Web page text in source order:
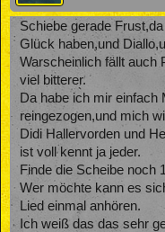
Schiebe gerade
Glück haben,und
Warscheinlich fällt auch
viel bitterer.
Da habe ich mir einfach
reingezogen,und mich
Didi Hallervorden und
ist voll kennt ja jeder.
Finde die Scheibe noch
Wer möchte kann es
Lied einmal anhören.
Ich weiß das das sehr